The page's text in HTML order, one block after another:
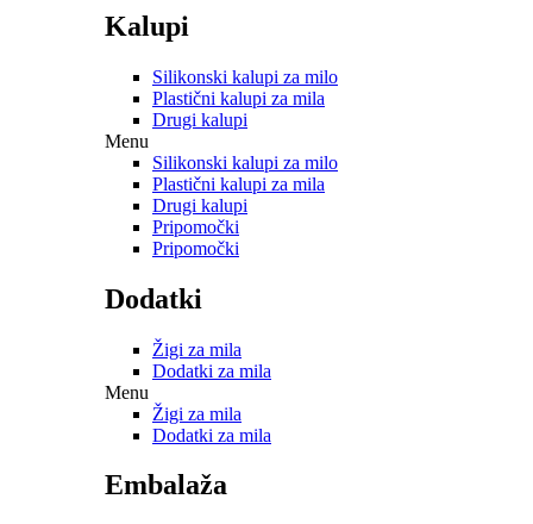
Kalupi
Silikonski kalupi za milo
Plastični kalupi za mila
Drugi kalupi
Menu
Silikonski kalupi za milo
Plastični kalupi za mila
Drugi kalupi
Pripomočki
Pripomočki
Dodatki
Žigi za mila
Dodatki za mila
Menu
Žigi za mila
Dodatki za mila
Embalaža